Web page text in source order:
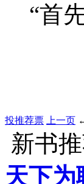
“首
投推荐票 上一页
新书推
天下为